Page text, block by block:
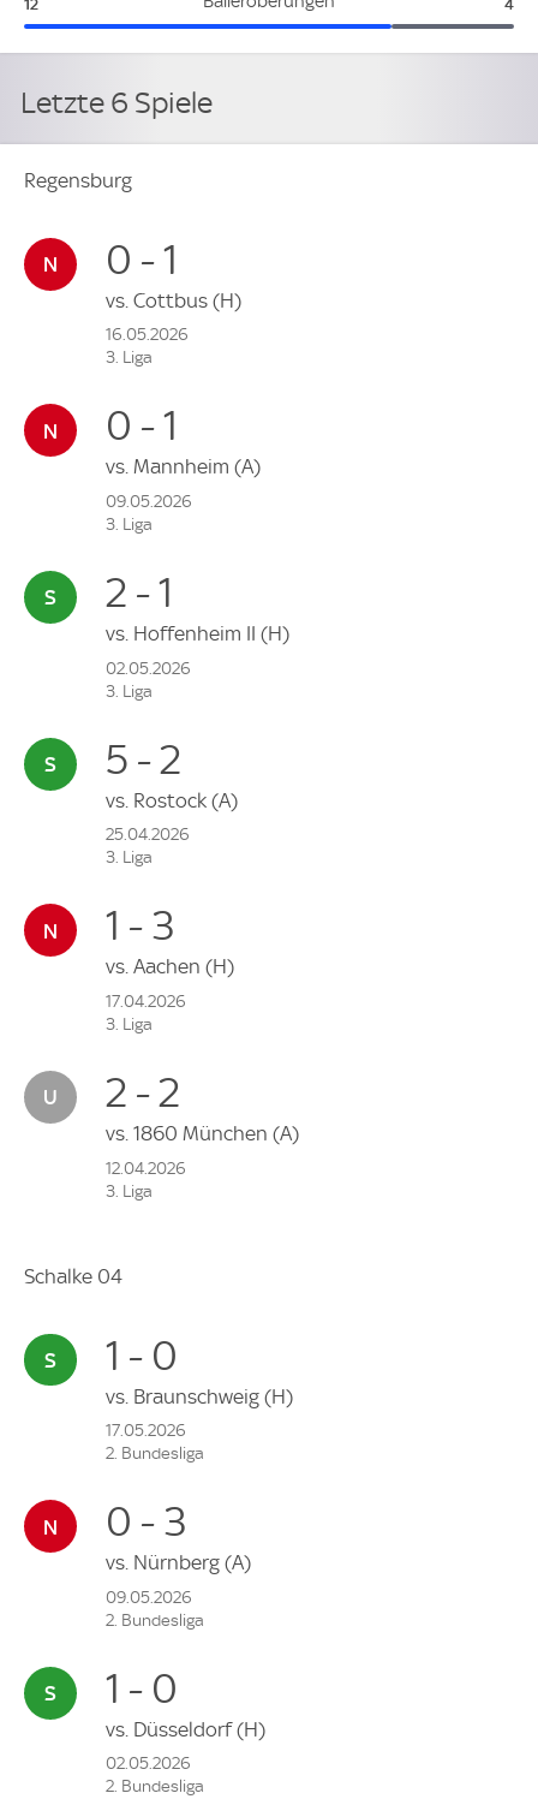
Letzte 6 Spiele
Regensburg
0 - 1
vs. Cottbus (H)
16.05.2026
3. Liga
0 - 1
vs. Mannheim (A)
09.05.2026
3. Liga
2 - 1
vs. Hoffenheim II (H)
02.05.2026
3. Liga
5 - 2
vs. Rostock (A)
25.04.2026
3. Liga
1 - 3
vs. Aachen (H)
17.04.2026
3. Liga
2 - 2
vs. 1860 München (A)
12.04.2026
3. Liga
Schalke 04
1 - 0
vs. Braunschweig (H)
17.05.2026
2. Bundesliga
0 - 3
vs. Nürnberg (A)
09.05.2026
2. Bundesliga
1 - 0
vs. Düsseldorf(H)
02.05.2026
2. Bundesliga